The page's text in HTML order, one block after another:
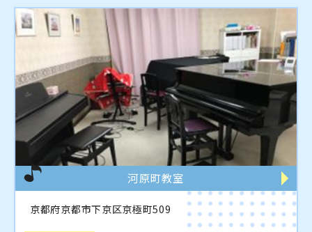
河原町教室
京都府京都市下京区京極町509